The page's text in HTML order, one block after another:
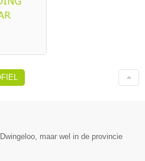
maar wel in de provincie